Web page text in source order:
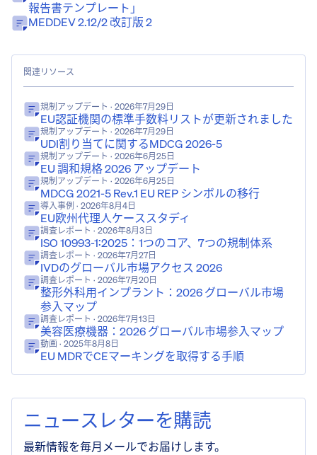
報告書テンプレート」
MEDDEV 2.12/2 改訂版 2
関連リソース
規制アップデート · 2026年7月29日
EU認証機関の標準手数料リストが更新されました
規制アップデート · 2026年7月29日
UDI割り当てに関するMDCG 2026-5
規制アップデート · 2026年6月25日
EU 調和規格 2026 アップデート
規制アップデート · 2026年6月25日
MDCG 2021-5 Rev.1 EU REP シンボルの移行
導入事例 · 2026年8月4日
EU欧州代理人ケーススタディ
調査レポート · 2026年8月3日
ISO 10993-1:2025：1つのコア、7つの規制体系
調査レポート · 2026年7月27日
IVDのグローバル市場アクセス 2026
調査レポート · 2026年7月20日
整形外科用インプラント：2026 グローバル市場
参入マップ
調査レポート · 2026年7月13日
美容医療機器：2026 グローバル市場参入マップ
動画 · 2025年8月8日
EU MDRでCEマーキングを取得する手順
ニュースレターを購読
最新情報を毎月メールでお届けします。